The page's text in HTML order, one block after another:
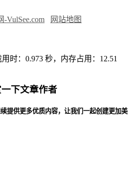
-VulSee.com 网站地图
时：0.973 秒，内存占用：12.51
下文章作者
提供更多优质内容，让我们一起创建更加美